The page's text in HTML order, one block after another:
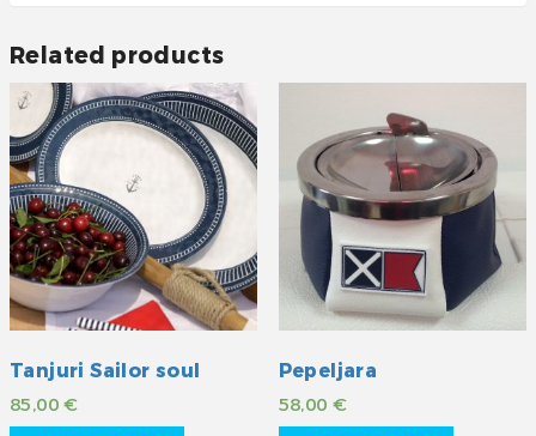
Related products
Tanjuri Sailor soul
85,00€
Pepeljara
58,00€